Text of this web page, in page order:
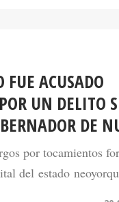
ACUSADO
UN DELITO
DE
por tocamientos
del estado
29